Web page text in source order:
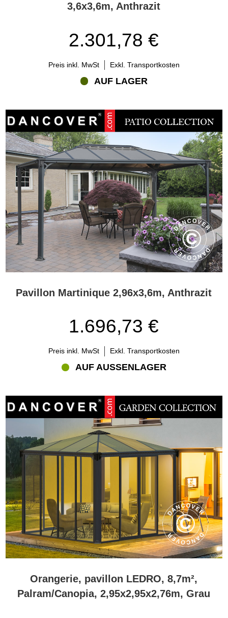
3,6x3,6m, Anthrazit
2.301,78 €
Preis inkl. MwSt Exkl. Transportkosten
AUF LAGER
Pavillon Martinique 2,96x3,6m, Anthrazit
1.696,73 €
Preis inkl. MwSt Exkl. Transportkosten
AUF AUSSENLAGER
Orangerie, pavillon LEDRO, 8,7m²,
Palram/Canopia, 2,95x2,95x2,76m, Grau